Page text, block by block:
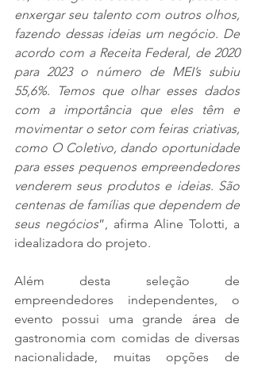
enxergar seu talento com outros olhos,
fazendo dessas ideias um negócio. De
acordo com a Receita Federal, de 2020
para 2023 o número de MEI’s subiu
55,6%. Temos que olhar esses dados
com a importância que eles têm e
movimentar o setor com feiras criativas,
como O Coletivo, dando oportunidade
para esses pequenos empreendedores
venderem seus produtos e ideias. São
centenas de famílias que dependem de
seus negócios”, afirma Aline Tolotti, a
idealizadora do projeto.
Além desta seleção de
empreendedores independentes, o
evento possui uma grande área de
gastronomia com comidas de diversas
nacionalidade, muitas opções de